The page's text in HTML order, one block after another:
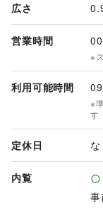
広さ
営業時間
※
利用可能時間
※
す
定休日 な
内覧
事